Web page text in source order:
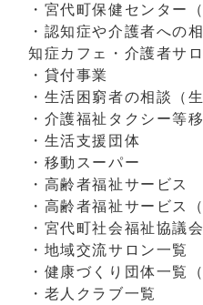
・宮代町保健センター
・認知症や介護者への
知症カフェ・介護者サロ
・貸付事業
・生活困窮者の相談（
・介護福祉タクシー等
・生活支援団体
・移動スーパー
・高齢者福祉サービス
・高齢者福祉サービス
・宮代町社会福祉協議
・地域交流サロン一覧
・健康づくり団体一覧
・老人クラブ一覧